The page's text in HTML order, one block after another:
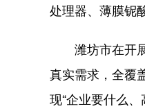
处理器、薄膜铌
潍坊市在开展
真实需求，全覆
现“企业要什么